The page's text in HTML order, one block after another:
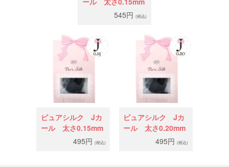
545円(税込)
ピュアシルク Jカ
ール 太さ0.15mm
495円 (税込)
ピュアシルク Jカ
ール 太さ0.20mm
495円(税込)